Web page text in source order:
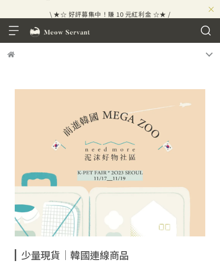
×
\ ★☆ 好評募集中！賺 10 元紅利金 ☆★ /
少量現貨｜韓國連線商品